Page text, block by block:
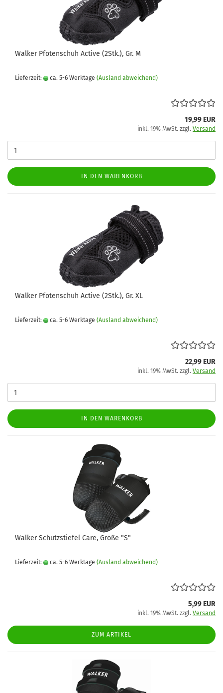
Walker Pfotenschuh Active (2Stk.), Gr. M
Lieferzeit: ca. 5-6 Werktage (Ausland abweichend)
19,99 EUR
inkl. 19% MwSt. zzgl. Versand
IN DEN WARENKORB
Walker Pfotenschuh Active (2Stk.), Gr. XL
Lieferzeit: ca. 5-6 Werktage (Ausland abweichend)
22,99 EUR
inkl. 19% MwSt. zzgl. Versand
IN DEN WARENKORB
Walker Schutzstiefel Care, Größe "S"
Lieferzeit: ca. 5-6 Werktage (Ausland abweichend)
5,99 EUR
inkl. 19% MwSt. zzgl. Versand
ZUM ARTIKEL